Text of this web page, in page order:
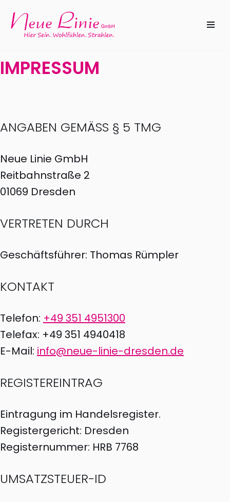
Zum
springen
IMPRESSUM
ANGABEN GEMÄSS § 5 TMG
Neue Linie GmbH
Reitbahnstraße 2
01069 Dresden
VERTRETEN DURCH
Geschäftsführer: Thomas Rümpler
KONTAKT
Telefon: +49 351 4951300
Telefax: +49 351 4940418
E-Mail: info@neue-linie-dresden.de
REGISTEREINTRAG
Eintragung im Handelsregister.
Registergericht: Dresden
Registernummer: HRB 7768
UMSATZSTEUER-ID